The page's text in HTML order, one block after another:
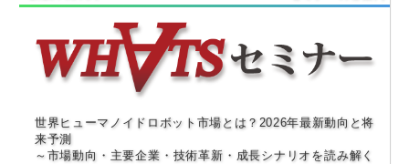
世界ヒューマノイドロボット市場とは？2026年最新動向と将
来予測
～市場動向・主要企業・技術革新・成長シナリオを読み解く